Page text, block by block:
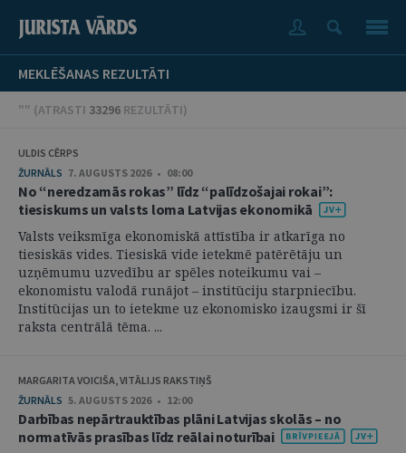
MEKLĒŠANAS REZULTĀTI
"" (ATRASTI 33296 REZULTĀTI)
ULDIS CĒRPS
ŽURNĀLS 7. AUGUSTS 2026 • 08:00
No “neredzamās rokas” līdz “palīdzošajai rokai”:
tiesiskums un valsts loma Latvijas ekonomikā
Valsts veiksmīga ekonomiskā attīstība ir atkarīga no
tiesiskās vides. Tiesiskā vide ietekmē patērētāju un
uzņēmumu uzvedību ar spēles noteikumu vai –
ekonomistu valodā runājot – institūciju starpniecību.
Institūcijas un to ietekme uz ekonomisko izaugsmi ir šī
raksta centrālā tēma. ...
MARGARITA VOICIŠA, VITĀLIJS RAKSTIŅŠ
ŽURNĀLS 5. AUGUSTS 2026 • 12:00
Darbības nepārtrauktības plāni Latvijas skolās – no
normatīvās prasības līdz reālai noturībai